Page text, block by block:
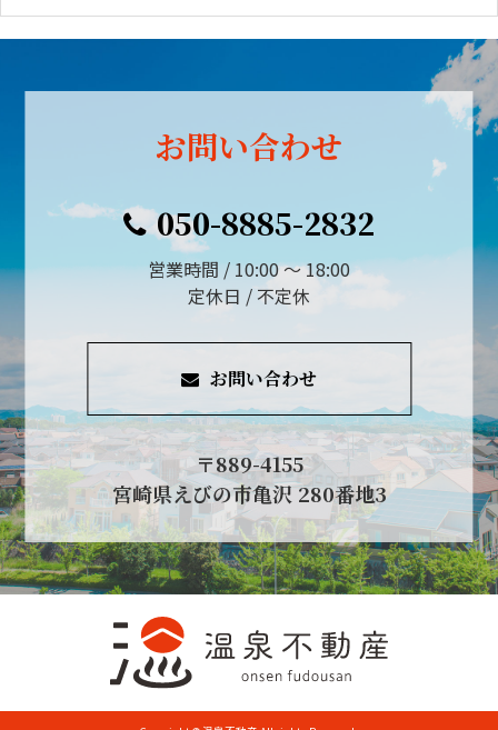
お問い合わせ
050-8885-2832
営業時間 / 10:00 ～ 18:00
定休日 / 不定休
お問い合わせ
〒889-4155
宮崎県えびの市亀沢 280番地3